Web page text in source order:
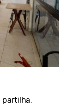
partilha,